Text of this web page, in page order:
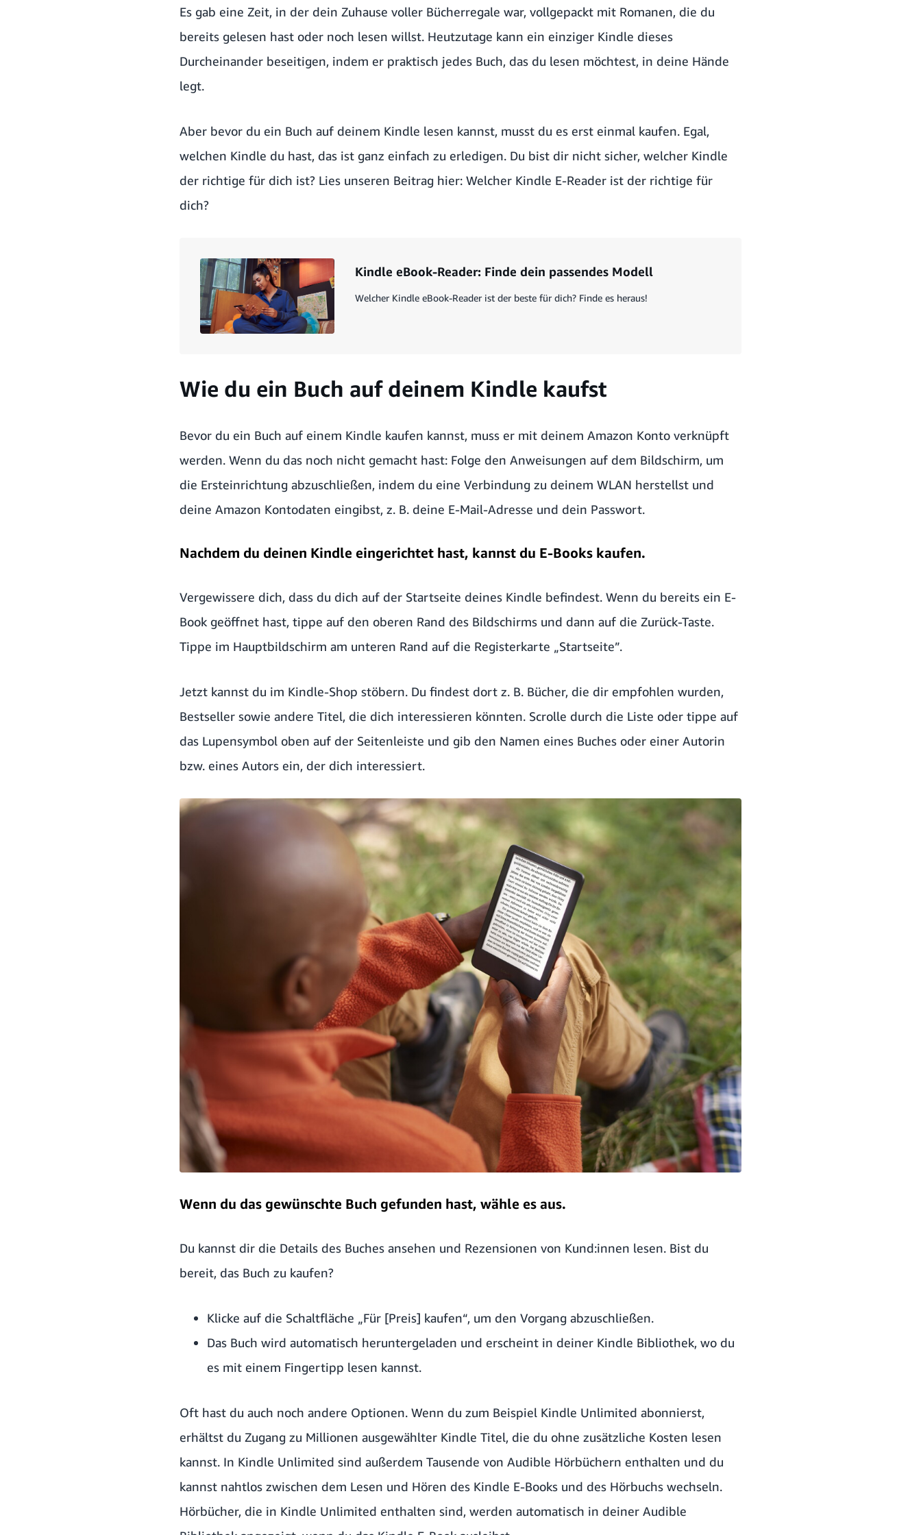
Es gab eine Zeit, in der dein Zuhause voller Bücherregale war, vollgepackt mit Romanen, die du
bereits gelesen hast oder noch lesen willst. Heutzutage kann ein einziger Kindle dieses
Durcheinander beseitigen, indem er praktisch jedes Buch, das du lesen möchtest, in deine Hände
legt.
Aber bevor du ein Buch auf deinem Kindle lesen kannst, musst du es erst einmal kaufen. Egal,
welchen Kindle du hast, das ist ganz einfach zu erledigen. Du bist dir nicht sicher, welcher Kindle
der richtige für dich ist? Lies unseren Beitrag hier: Welcher Kindle E-Reader ist der richtige für
dich?
Kindle eBook-Reader: Finde dein passendes Modell
Welcher Kindle eBook-Reader ist der beste für dich? Finde es heraus!
Wie du ein Buch auf deinem Kindle kaufst
Bevor du ein Buch auf einem Kindle kaufen kannst, muss er mit deinem Amazon Konto verknüpft
werden. Wenn du das noch nicht gemacht hast: Folge den Anweisungen auf dem Bildschirm, um
die Ersteinrichtung abzuschließen, indem du eine Verbindung zu deinem WLAN herstellst und
deine Amazon Kontodaten eingibst, z. B. deine E-Mail-Adresse und dein Passwort.
Nachdem du deinen Kindle eingerichtet hast, kannst du E-Books kaufen.
Vergewissere dich, dass du dich auf der Startseite deines Kindle befindest. Wenn du bereits ein E-
Book geöffnet hast, tippe auf den oberen Rand des Bildschirms und dann auf die Zurück-Taste.
Tippe im Hauptbildschirm am unteren Rand auf die Registerkarte „Startseite”.
Jetzt kannst du im Kindle-Shop stöbern. Du findest dort z. B. Bücher, die dir empfohlen wurden,
Bestseller sowie andere Titel, die dich interessieren könnten. Scrolle durch die Liste oder tippe auf
das Lupensymbol oben auf der Seitenleiste und gib den Namen eines Buches oder einer Autorin
bzw. eines Autors ein, der dich interessiert.
Wenn du das gewünschte Buch gefunden hast, wähle es aus.
Du kannst dir die Details des Buches ansehen und Rezensionen von Kund:innen lesen. Bist du
bereit, das Buch zu kaufen?
Klicke auf die Schaltfläche „Für [Preis] kaufen“, um den Vorgang abzuschließen.
Das Buch wird automatisch heruntergeladen und erscheint in deiner Kindle Bibliothek, wo du
es mit einem Fingertipp lesen kannst.
Oft hast du auch noch andere Optionen. Wenn du zum Beispiel Kindle Unlimited abonnierst,
erhältst du Zugang zu Millionen ausgewählter Kindle Titel, die du ohne zusätzliche Kosten lesen
kannst. In Kindle Unlimited sind außerdem Tausende von Audible Hörbüchern enthalten und du
kannst nahtlos zwischen dem Lesen und Hören des Kindle E-Books und des Hörbuchs wechseln.
Hörbücher, die in Kindle Unlimited enthalten sind, werden automatisch in deiner Audible